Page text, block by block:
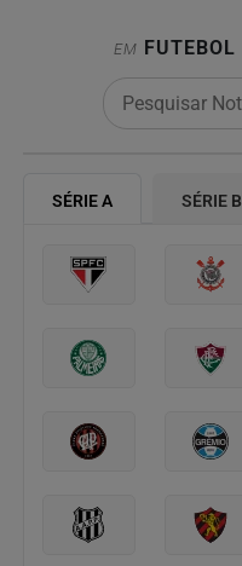
EM FUTEBOL
SÉRIE A SÉRIE B